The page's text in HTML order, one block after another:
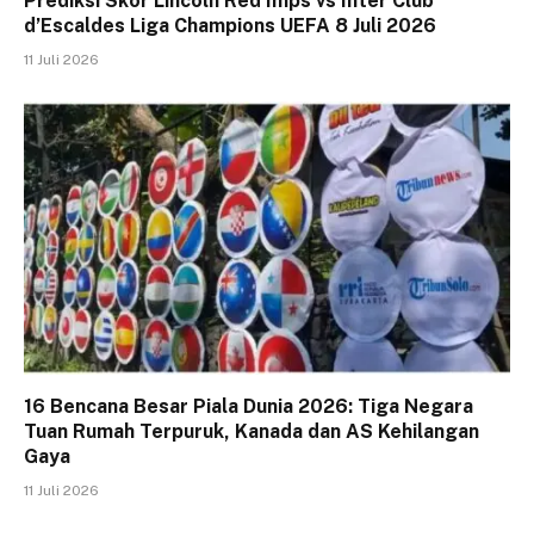
d’Escaldes Liga Champions UEFA 8 Juli 2026
11 Juli 2026
16 Bencana Besar Piala Dunia 2026: Tiga Negara
Tuan Rumah Terpuruk, Kanada dan AS Kehilangan
Gaya
11 Juli 2026